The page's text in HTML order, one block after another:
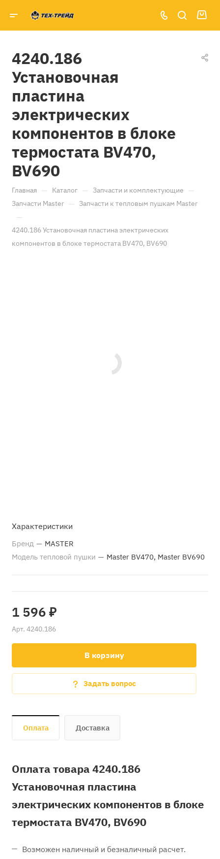
4240.186
Установочная
пластина
электрических
компонентов в блоке
термостата BV470,
BV690
Главная — Каталог — Запчасти и комплектующие —
Запчасти Master — Запчасти к тепловым пушкам Master
—
4240.186 Установочная пластина электрических
компонентов в блоке термостата BV470, BV690
Характеристики
Бренд — MASTER
Модель тепловой пушки — Master BV470, Master BV690
1 596 ₽
Арт. 4240.186
В корзину
Задать вопрос
Оплата Доставка
Оплата товара 4240.186
Установочная пластина
электрических компонентов в блоке
термостата BV470, BV690
Возможен наличный и безналичный расчет.